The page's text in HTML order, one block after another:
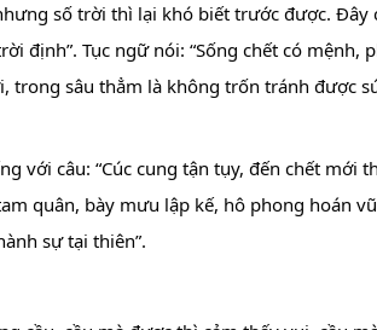
số trời thì lại khó biết trước được. Đây
định”. Tục ngữ nói: “Sống chết có mệnh,
trong sâu thẳm là không trốn tránh được
với câu: “Cúc cung tận tụy, đến chết mới
quân, bày mưu lập kế, hô phong hoán
sự tại thiên”.